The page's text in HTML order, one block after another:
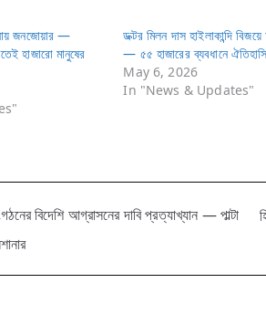
জনজোয়ার —
হাজারো মানুষের
ডক্টর মিলন দাস হাইলাকান্দি
— ৫৫ হাজারের ব্যবধানে
May 6, 2026
In "News & Updates"
বিদেশি আগ্রাসনের দাবি প্রত্যাখ্যান — পাল্টা